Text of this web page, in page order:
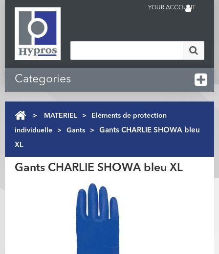
YOUR ACCOUNT
Categories
> MATERIEL > Eléments de protection
individuelle > Gants >
Gants CHARLIE SHOWA bleu
XL
Gants CHARLIE SHOWA bleu XL